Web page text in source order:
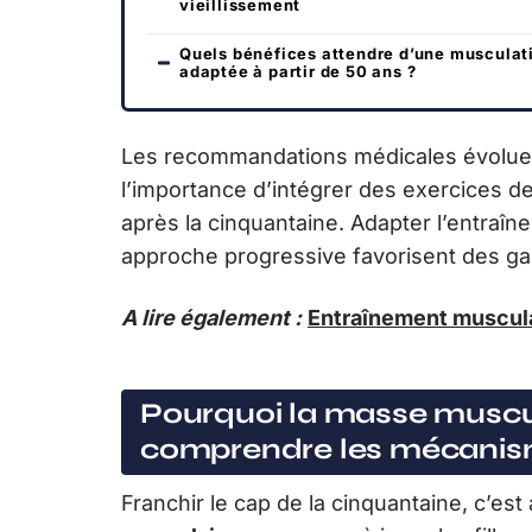
vieillissement
Quels bénéfices attendre d’une
adaptée à partir de 50 ans ?
Les recommandations médicales
l’importance d’intégrer des exercices
après la cinquantaine. Adapter
approche progressive favorisent des
A lire également : Entraînement
Pourquoi la masse
comprendre les
Franchir le cap de la cinquantaine,